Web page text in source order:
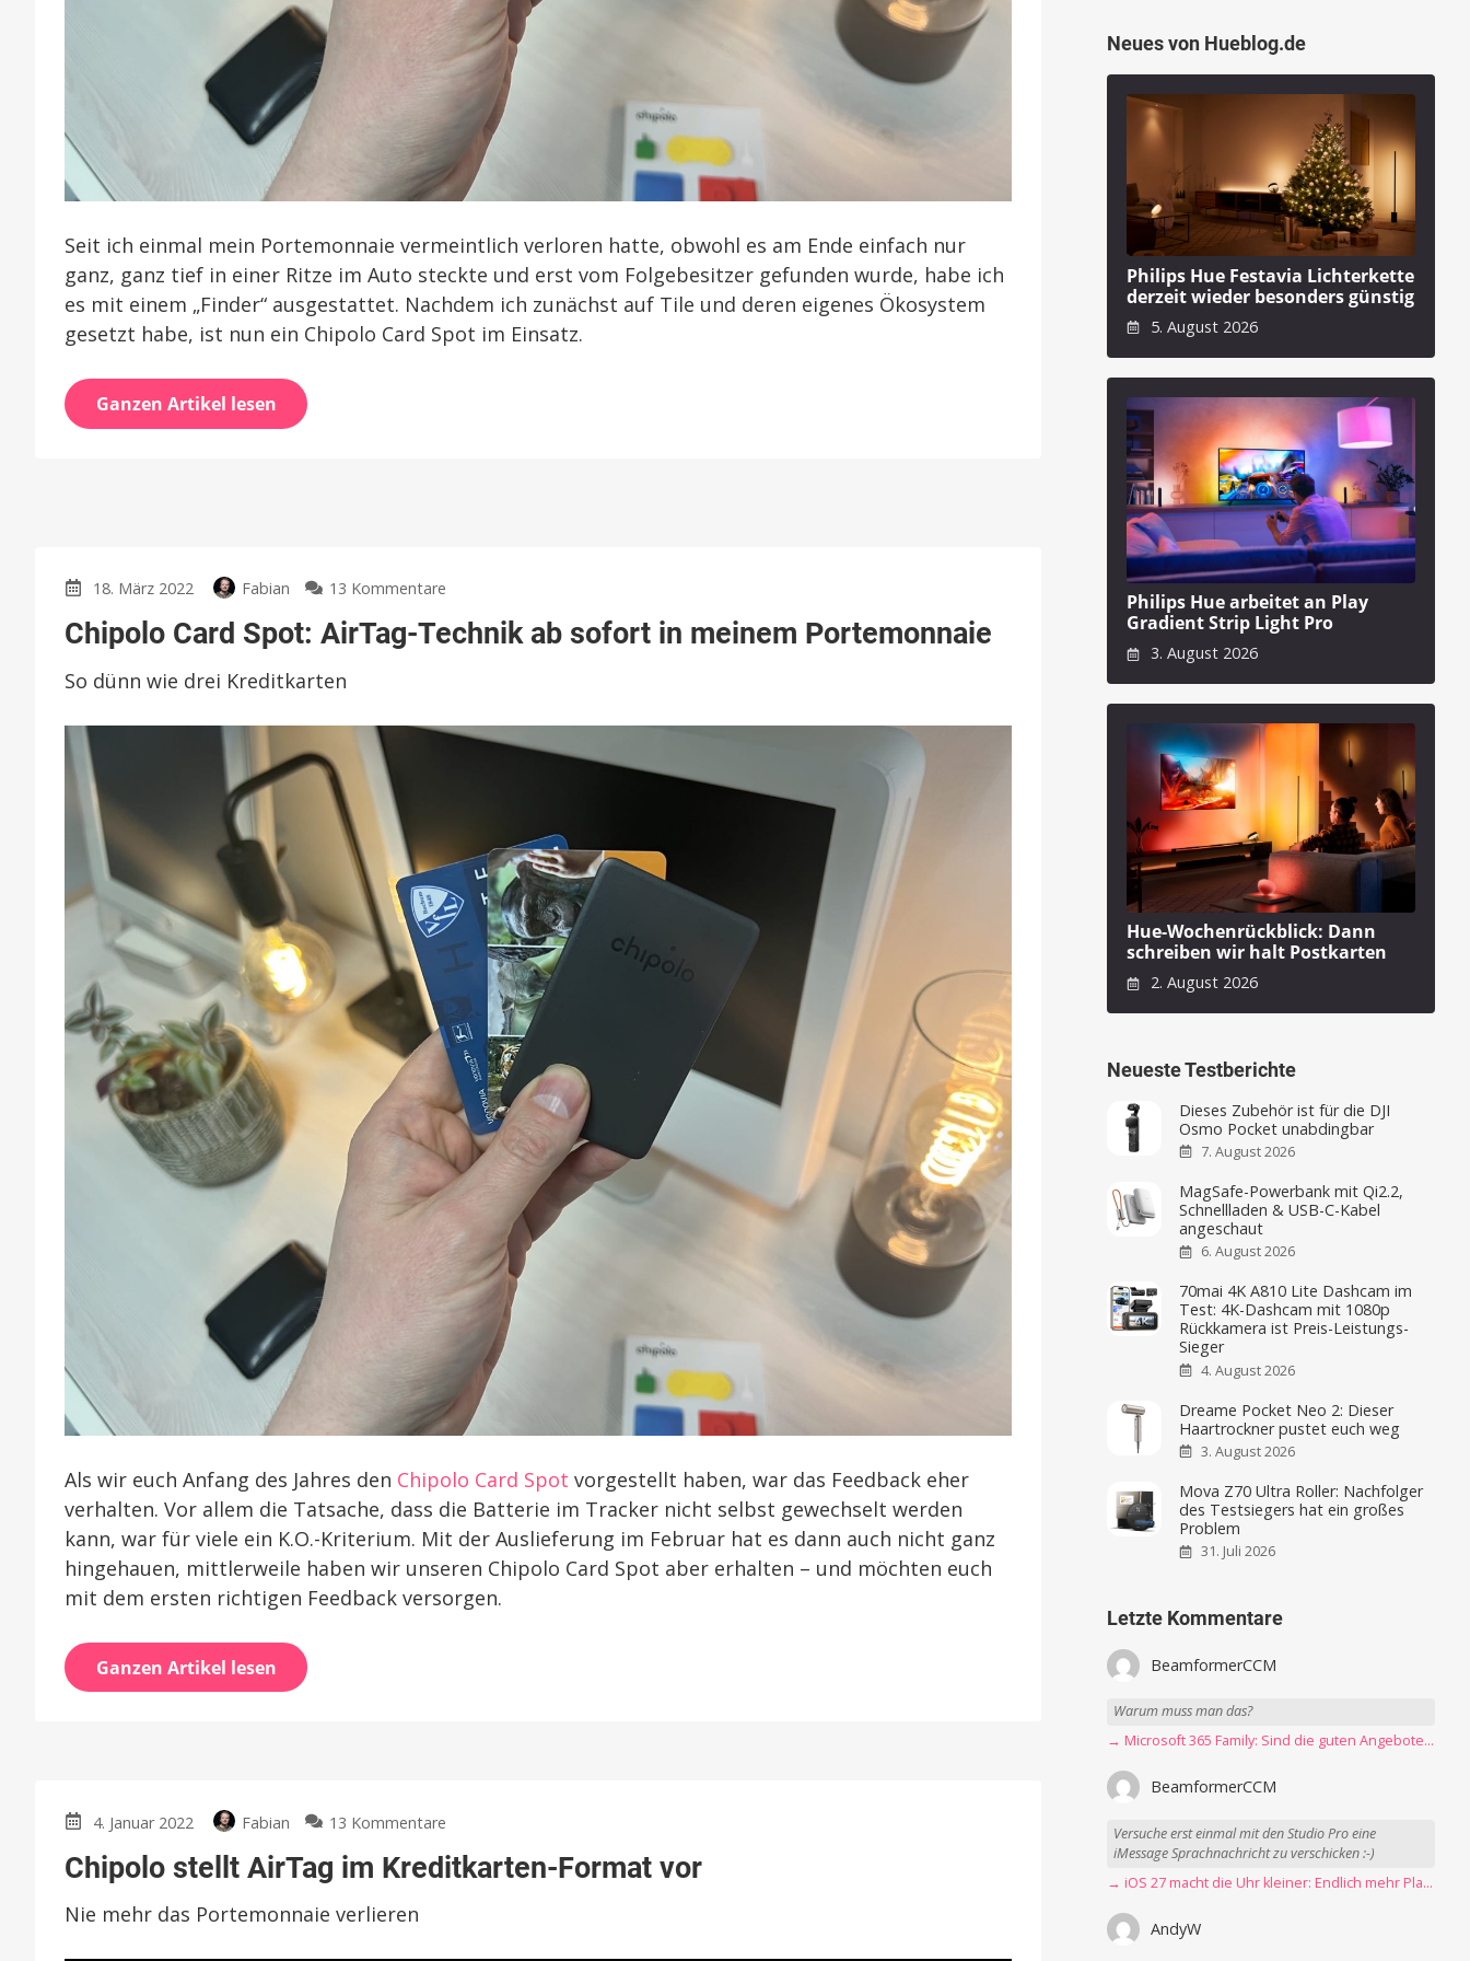
Seit ich einmal mein Portemonnaie vermeintlich verloren hatte, obwohl es am Ende einfach nur
ganz, ganz tief in einer Ritze im Auto steckte und erst vom Folgebesitzer gefunden wurde, habe ich
es mit einem „Finder“ ausgestattet. Nachdem ich zunächst auf Tile und deren eigenes Ökosystem
gesetzt habe, ist nun ein Chipolo Card Spot im Einsatz.
Ganzen Artikel lesen
18. März 2022 Fabian 13 Kommentare
Card
ab
sofort
Chipolo Card Spot: AirTag-Technik ab sofort in meinem Portemonnaie
So dünn wie drei Kreditkarten
Als wir euch Anfang des Jahres den Chipolo Card Spot vorgestellt haben, war das Feedback eher
verhalten. Vor allem die Tatsache, dass die Batterie im Tracker nicht selbst gewechselt werden
kann, war für viele ein K.O.-Kriterium. Mit der Auslieferung im Februar hat es dann auch nicht ganz
hingehauen, mittlerweile haben wir unseren Chipolo Card Spot aber erhalten – und möchten euch
mit dem ersten richtigen Feedback versorgen.
Ganzen Artikel lesen
4. Januar 2022 Fabian 13 Kommentare
stellt
Chipolo stellt AirTag im Kreditkarten-Format vor
Nie mehr das Portemonnaie verlieren
Neues von Hueblog.de
Philips Hue Festavia Lichterkette
derzeit wieder besonders günstig
5. August 2026
Philips Hue arbeitet an Play
Gradient Strip Light Pro
3. August 2026
Hue-Wochenrückblick: Dann
schreiben wir halt Postkarten
2. August 2026
Neueste Testberichte
Dieses Zubehör ist für die DJI
Osmo Pocket unabdingbar
7. August 2026
MagSafe-Powerbank mit Qi2.2,
Schnellladen & USB-C-Kabel
angeschaut
6. August 2026
70mai 4K A810 Lite Dashcam im
Test: 4K-Dashcam mit 1080p
Rückkamera ist Preis-Leistungs-
Sieger
4. August 2026
Dreame Pocket Neo 2: Dieser
Haartrockner pustet euch weg
3. August 2026
Mova Z70 Ultra Roller: Nachfolger
des Testsiegers hat ein großes
Problem
31. Juli 2026
Letzte Kommentare
BeamformerCCM
Warum muss man das?
→ Microsoft 365 Family: Sind die guten Angebote vorbei?
BeamformerCCM
Versuche erst einmal mit den Studio Pro eine
iMessage Sprachnachricht zu verschicken :-)
→ iOS 27 macht die Uhr kleiner: Endlich mehr Platz fürs Hintergrundbild
AndyW